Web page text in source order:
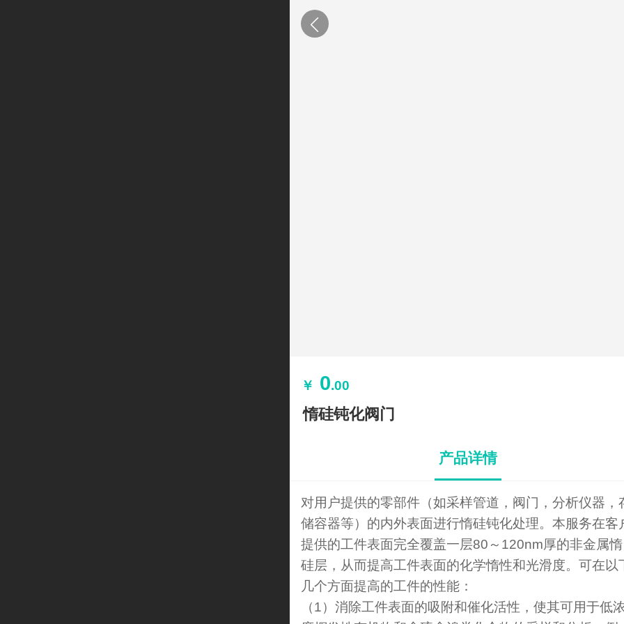
￥ 0.00
惰硅钝化阀门
产品详情
对用户提供的零部件（如采样管道，阀门，分析仪器，
储容器等）的内外表面进行惰硅钝化处理。本服务在客
提供的工件表面完全覆盖一层80～120nm厚的非金属惰
硅层，从而提高工件表面的化学惰性和光滑度。可在以
几个方面提高的工件的性能：
（1）消除工件表面的吸附和催化活性，使其可用于低